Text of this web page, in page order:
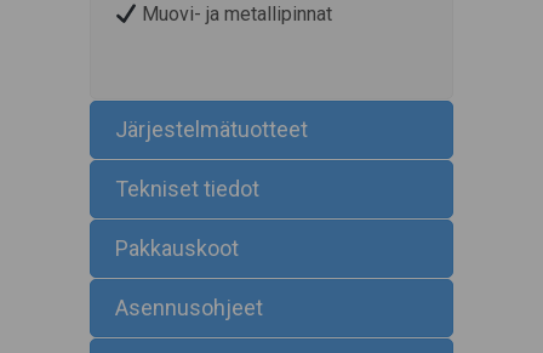
Muovi- ja metallipinnat
Järjestelmätuotteet
Tekniset tiedot
Pakkauskoot
Asennusohjeet